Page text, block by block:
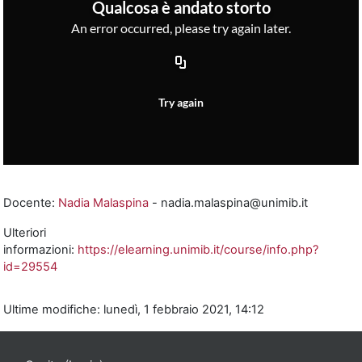
Docente: Nadia Malaspina - nadia.malaspina@unimib.it
Ulteriori
informazioni: https://elearning.unimib.it/course/info.php?
id=29554
Ultime modifiche: lunedì, 1 febbraio 2021, 14:12